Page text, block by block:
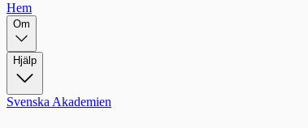
Hem
Om
Hjälp
Svenska Akademien